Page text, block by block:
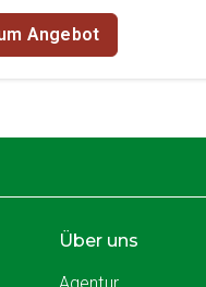
Angebot
Über uns